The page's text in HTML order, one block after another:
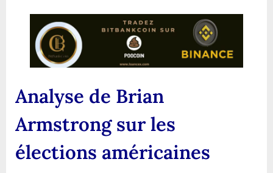
Analyse de Brian
Armstrong sur les
élections américaines